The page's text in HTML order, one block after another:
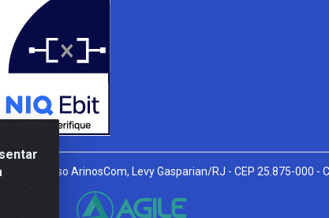
910 - Afonso ArinosCom, Levy Gasparian/RJ - CEP 25.875-000 -